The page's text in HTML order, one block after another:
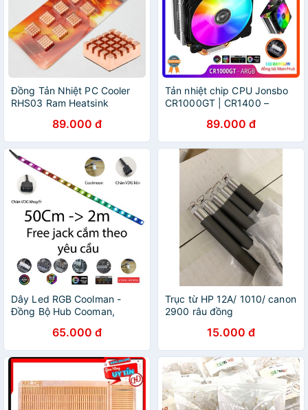
Đồng Tản Nhiệt PC Cooler
RHS03 Ram Heatsink
89.000 đ
Tản nhiệt chip CPU Jonsbo
CR1000GT | CR1400 –
12cm, 4 ống đồng, đồng bộ
Led với Hub/Mainboard
89.000 đ
Dây Led RGB Coolman -
Đồng Bộ Hub Cooman,
65.000 đ
Trục từ HP 12A/ 1010/ canon
2900 râu đồng
15.000 đ